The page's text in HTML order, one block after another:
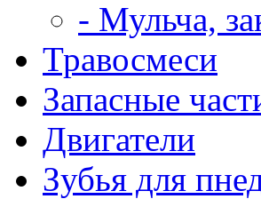
- Мульча,
Травосмеси
Запасные
Двигатели
Зубья для